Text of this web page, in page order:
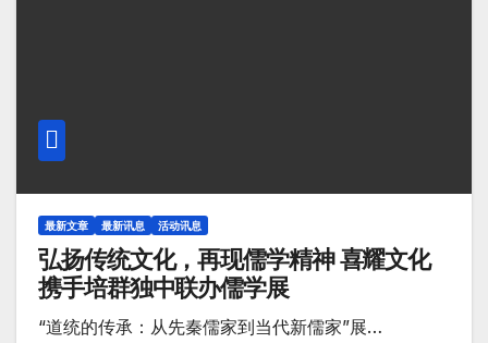
最新文章 最新讯息 活动讯息
弘扬传统文化，再现儒学精神 喜耀文化
携手培群独中联办儒学展
“道统的传承：从先秦儒家到当代新儒家”展…